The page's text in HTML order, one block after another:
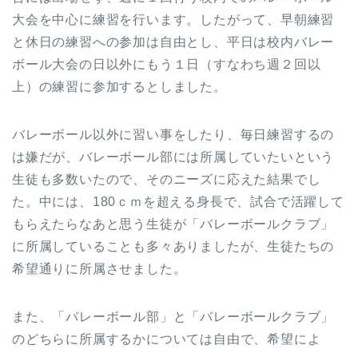
大会を中心に練習を行います。したがって、早朝練習
と休日の練習への参加は自由とし、平日は校内バレー
ボール大会の日以外にもう１日（すなわち週２回以
上）の練習に参加するとしました。
バレーボール以外に習い事をしたり、毎日練習するの
は嫌だが、バレーボール部には所属していたいという
生徒も多数いたので、そのニーズに応えた結果でし
た。中には、180ｃｍを超える身長で、試合で活躍して
もらえたらなあと思う生徒が「バレーボールクラブ」
に所属していることも多々ありましたが、生徒たちの
希望通りに所属させました。
また、「バレーボール部」と「バレーボールクラブ」
のどちらに所属するかについては自由で、希望によ